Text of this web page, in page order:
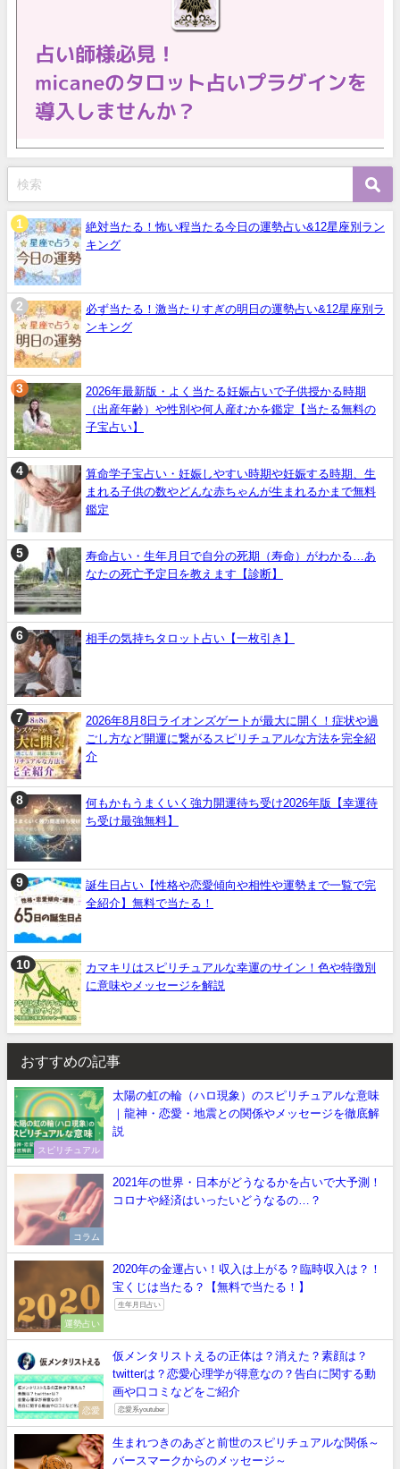
絶対当たる！怖い程当たる今日の運勢占い&12星座別ラン
キング
必ず当たる！激当たりすぎの明日の運勢占い&12星座別ラ
ンキング
2026年最新版・よく当たる妊娠占いで子供授かる時期
（出産年齢）や性別や何人産むかを鑑定【当たる無料の
子宝占い】
算命学子宝占い・妊娠しやすい時期や妊娠する時期、生
まれる子供の数やどんな赤ちゃんが生まれるかまで無料
鑑定
寿命占い・生年月日で自分の死期（寿命）がわかる…あ
なたの死亡予定日を教えます【診断】
相手の気持ちタロット占い【一枚引き】
2026年8月8日ライオンズゲートが最大に開く！症状や過
ごし方など開運に繋がるスピリチュアルな方法を完全紹
介
何もかもうまくいく強力開運待ち受け2026年版【幸運待
ち受け最強無料】
誕生日占い【性格や恋愛傾向や相性や運勢まで一覧で完
全紹介】無料で当たる！
カマキリはスピリチュアルな幸運のサイン！色や特徴別
に意味やメッセージを解説
おすすめの記事
スピリチュアル
太陽の虹の輪（ハロ現象）のスピリチュアルな意味
｜龍神・恋愛・地震との関係やメッセージを徹底解
説
コラム
2021年の世界・日本がどうなるかを占いで大予測！
コロナや経済はいったいどうなるの…？
運勢占い
2020年の金運占い！収入は上がる？臨時収入は？！
宝くじは当たる？【無料で当たる！】
生年月日占い
恋愛
仮メンタリストえるの正体は？消えた？素顔は？
twitterは？恋愛心理学が得意なの？告白に関する動
画や口コミなどをご紹介
恋愛系youtuber
生まれつきのあざと前世のスピリチュアルな関係～
バースマークからのメッセージ～